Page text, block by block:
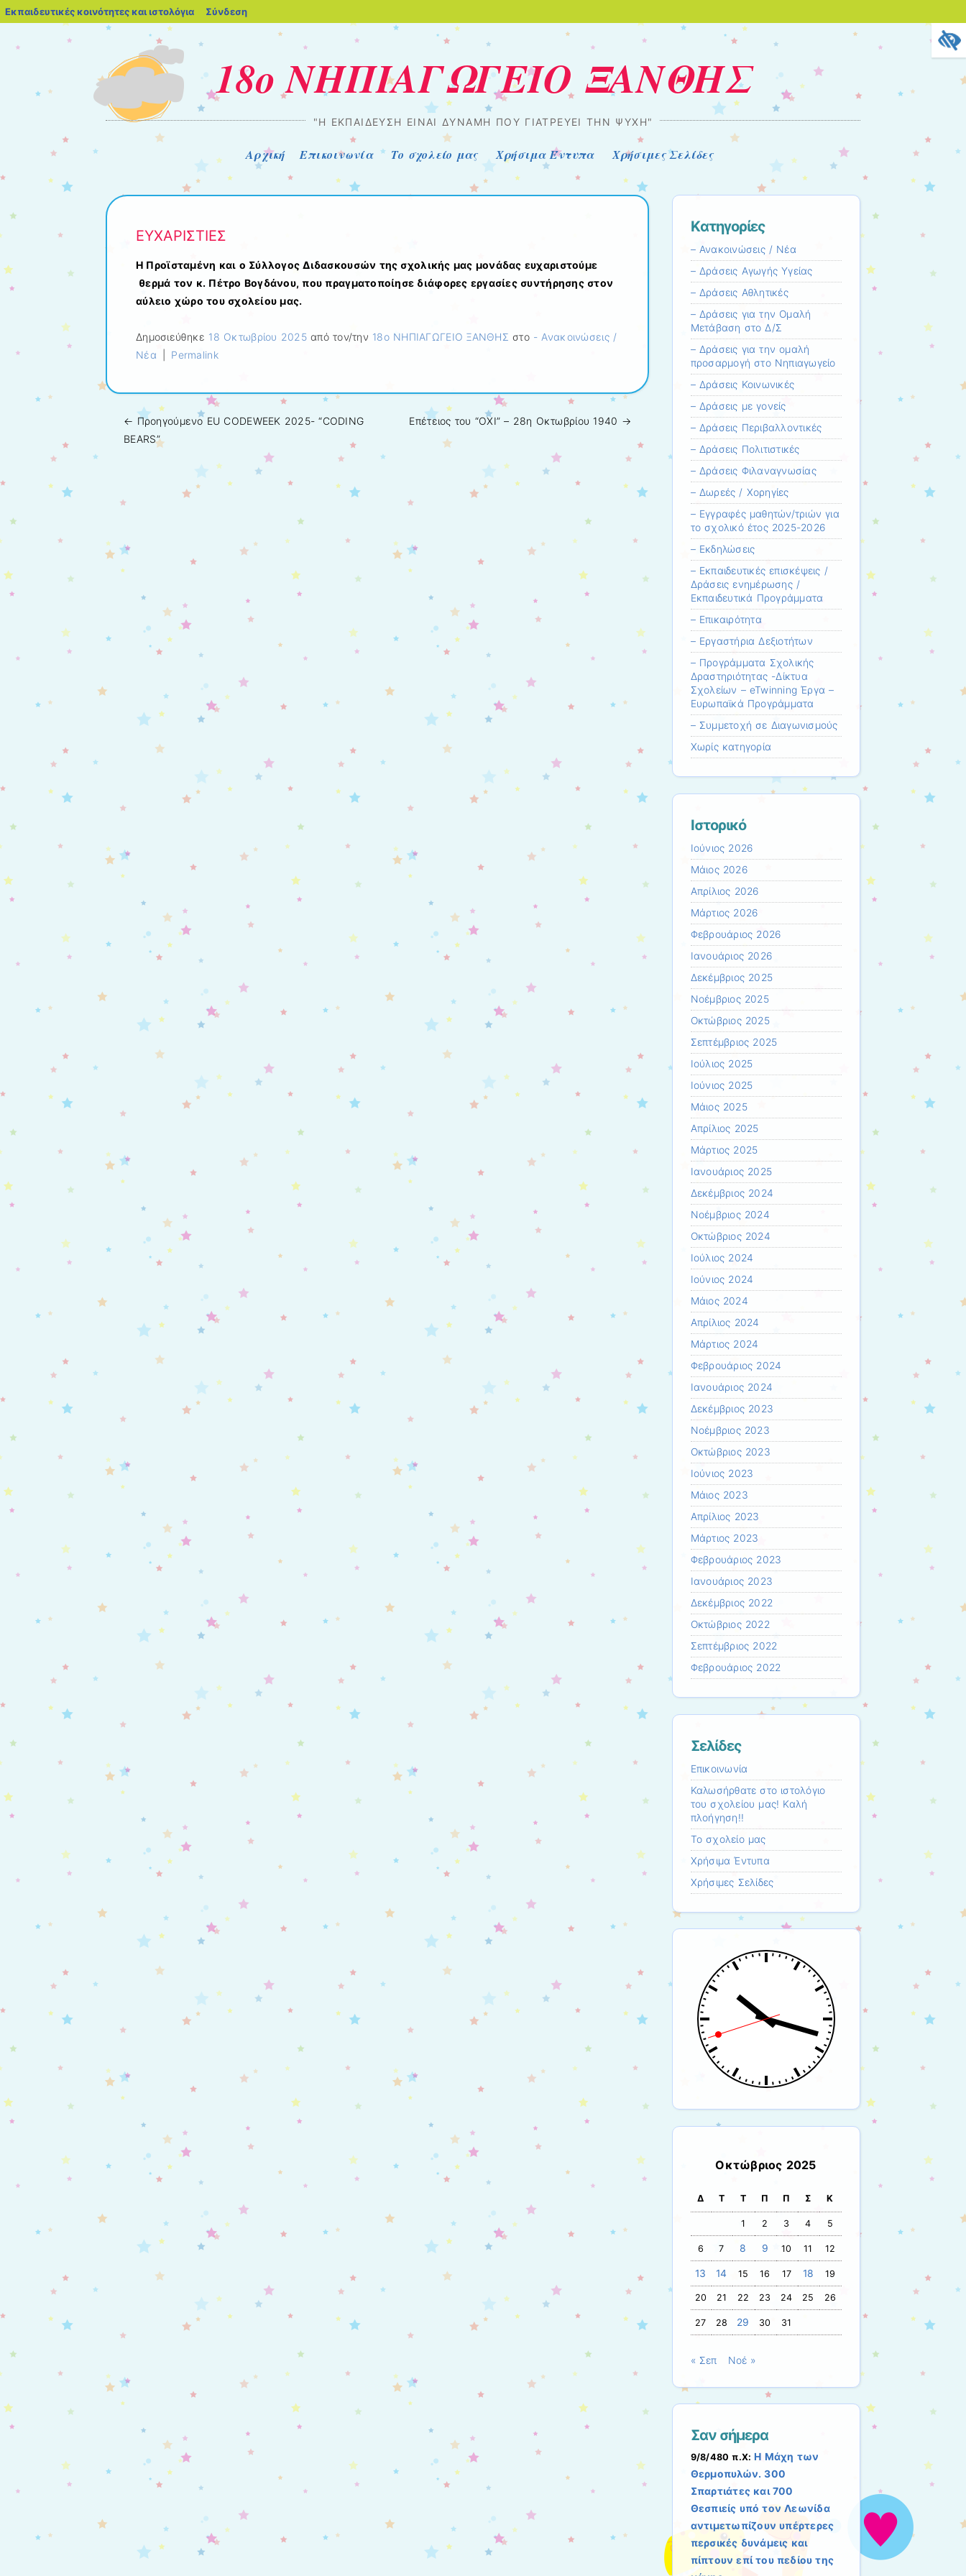
Εκπαιδευτικές κοινότητες και ιστολόγια blogs.sch.gr
Σύνδεση
18ο ΝΗΠΙΑΓΩΓΕΙΟ ΞΑΝΘΗΣ
"Η ΕΚΠΑΊΔΕΥΣΗ ΕΊΝΑΙ ΔΎΝΑΜΗ ΠΟΥ ΓΙΑΤΡΕΎΕΙ ΤΗΝ ΨΥΧΉ"
Μετάβαση στο περιεχόμενο
Αρχική Επικοινωνία Το σχολείο μας Χρήσιμα Έντυπα Χρήσιμες Σελίδες
ΕΥΧΑΡΙΣΤΙΕΣ
Η Προϊσταμένη και ο Σύλλογος Διδασκουσών της σχολικής μας μονάδας ευχαριστούμε
θερμά τον κ. Πέτρο Βογδάνου, που πραγματοποίησε διάφορες εργασίες συντήρησης στον
αύλειο χώρο του σχολείου μας.
Δημοσιεύθηκε 18 Οκτωβρίου 2025από τον/την 18ο ΝΗΠΙΑΓΩΓΕΙΟ ΞΑΝΘΗΣ στο - Ανακοινώσεις /
Νέα
Permalink
Πλοήγηση άρθρων
← ΠροηγούμενoEU CODEWEEK 2025- “CODING
BEARS”
Επέτειος του “ΟΧΙ” – 28η Οκτωβρίου 1940 →
Kατηγορίες
– Ανακοινώσεις / Νέα
– Δράσεις Αγωγής Υγείας
– Δράσεις Αθλητικές
– Δράσεις για την Ομαλή
Μετάβαση στο Δ/Σ
– Δράσεις για την ομαλή
προσαρμογή στο Νηπιαγωγείο
– Δράσεις Κοινωνικές
– Δράσεις με γονείς
– Δράσεις Περιβαλλοντικές
– Δράσεις Πολιτιστικές
– Δράσεις Φιλαναγνωσίας
– Δωρεές / Χορηγίες
– Εγγραφές μαθητών/τριών για
το σχολικό έτος 2025-2026
– Εκδηλώσεις
– Εκπαιδευτικές επισκέψεις /
Δράσεις ενημέρωσης /
Εκπαιδευτικά Προγράμματα
– Επικαιρότητα
– Εργαστήρια Δεξιοτήτων
– Προγράμματα Σχολικής
Δραστηριότητας -Δίκτυα
Σχολείων – eTwinning Έργα –
Ευρωπαϊκά Προγράμματα
– Συμμετοχή σε Διαγωνισμούς
Χωρίς κατηγορία
Ιστορικό
Ιούνιος 2026
Μάιος 2026
Απρίλιος 2026
Μάρτιος 2026
Φεβρουάριος 2026
Ιανουάριος 2026
Δεκέμβριος 2025
Νοέμβριος 2025
Οκτώβριος 2025
Σεπτέμβριος 2025
Ιούλιος 2025
Ιούνιος 2025
Μάιος 2025
Απρίλιος 2025
Μάρτιος 2025
Ιανουάριος 2025
Δεκέμβριος 2024
Νοέμβριος 2024
Οκτώβριος 2024
Ιούλιος 2024
Ιούνιος 2024
Μάιος 2024
Απρίλιος 2024
Μάρτιος 2024
Φεβρουάριος 2024
Ιανουάριος 2024
Δεκέμβριος 2023
Νοέμβριος 2023
Οκτώβριος 2023
Ιούνιος 2023
Μάιος 2023
Απρίλιος 2023
Μάρτιος 2023
Φεβρουάριος 2023
Ιανουάριος 2023
Δεκέμβριος 2022
Οκτώβριος 2022
Σεπτέμβριος 2022
Φεβρουάριος 2022
Σελίδες
Επικοινωνία
Καλωσήρθατε στο ιστολόγιο
του σχολείου μας! Καλή
πλοήγηση!!
Το σχολείο μας
Χρήσιμα Έντυπα
Χρήσιμες Σελίδες
Οκτώβριος 2025
Δ Τ Τ Π Π Σ Κ
1 2 3 4 5
6 7 8 9 10 11 12
13 14 15 16 17 18 19
20 21 22 23 24 25 26
27 28 29 30 31
« Σεπ Νοέ »
Σαν σήμερα
9/8/480 π.Χ: Η Μάχη των
Θερμοπυλών. 300
Σπαρτιάτες και 700
Θεσπιείς υπό τον Λεωνίδα
αντιμετωπίζουν υπέρτερες
περσικές δυνάμεις και
πίπτουν επί του πεδίου της